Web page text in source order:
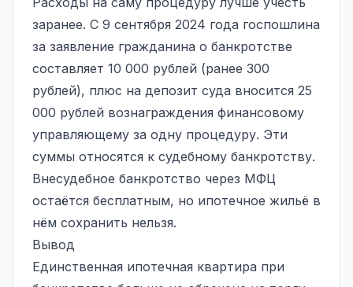
заранее. С 9 сентября 2024 года госпошлина
за заявление гражданина о банкротстве
составляет 10 000 рублей (ранее 300
рублей), плюс на депозит суда вносится 25
000 рублей вознаграждения финансовому
управляющему за одну процедуру. Эти
суммы относятся к судебному банкротству.
Внесудебное банкротство через МФЦ
остаётся бесплатным, но ипотечное жильё в
нём сохранить нельзя.
Вывод
Единственная ипотечная квартира при